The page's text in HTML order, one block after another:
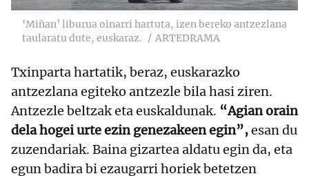
‘Miñan’ liburua oinarri hartuta, izen bereko antzezlana
taularatu dute, euskaraz.
ARTEDRAMA
Txinparta hartatik, beraz, euskarazko
antzezlana egiteko antzezle bila hasi ziren.
Antzezle beltzak eta euskaldunak. “Agian orain
dela hogei urte ezin genezakeen egin”,esan du
zuzendariak. Baina gizartea aldatu egin da, eta
egun badira bi ezaugarri horiek betetzen